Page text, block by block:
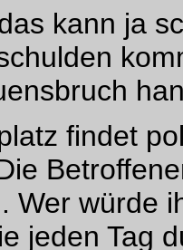
kann ja
findet
Wer würde
jeden Tag